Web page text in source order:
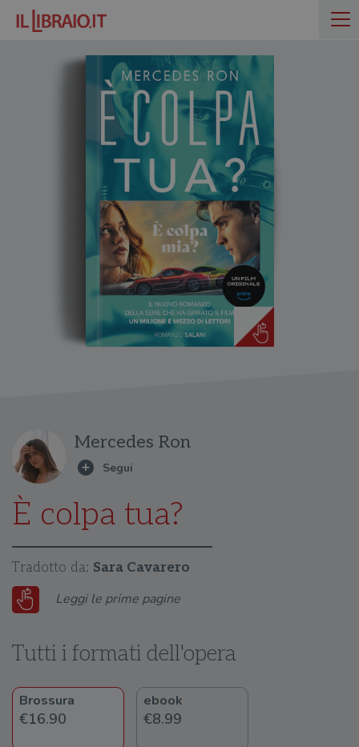
Mercedes Ron
È colpa tua?
Tradotto da: Sara Cavarero
Leggi le prime pagine
Tutti i formati dell'opera
Brossura
€16.90
ebook
€8.99